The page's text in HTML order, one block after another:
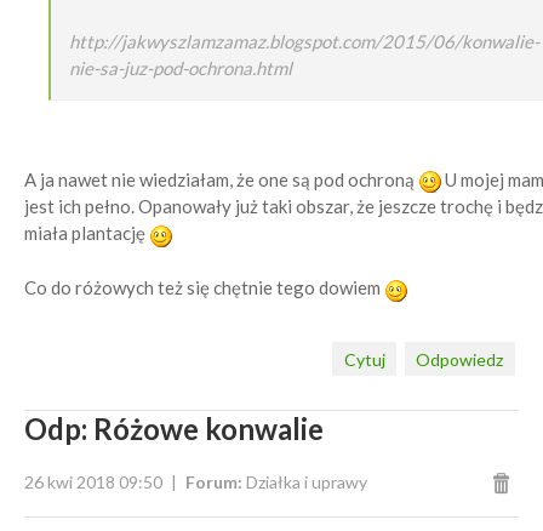
http://jakwyszlamzamaz.blogspot.com/2015/06/konwalie-
nie-sa-juz-pod-ochrona.html
A ja nawet nie wiedziałam, że one są pod ochroną
U mojej
jest ich pełno. Opanowały już taki obszar, że jeszcze trochę i
miała plantację
Co do różowych też się chętnie tego dowiem
Odpowiedz
Cytuj
Odp: Różowe konwalie
26 kwi 2018 09:50 Forum: Działka i uprawy